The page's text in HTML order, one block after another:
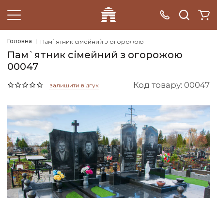
Головна Пам`ятник сімейний з огорожою
Пам`ятник сімейний з огорожою
00047
залишити відгук Код товару: 00047